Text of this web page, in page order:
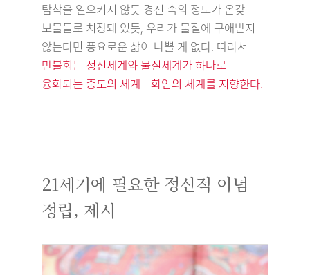
탐착을 일으키지 않듯 경전 속의 정토가 온갖
보물들로 치장돼 있듯, 우리가 물질에 구애받지
않는다면 풍요로운 삶이 나쁠 게 없다. 따라서
만불회는 정신세계와 물질세계가 하나로
융화되는 중도의 세계 - 화엄의 세계를 지향한다.
21세기에 필요한 정신적 이념
정립, 제시